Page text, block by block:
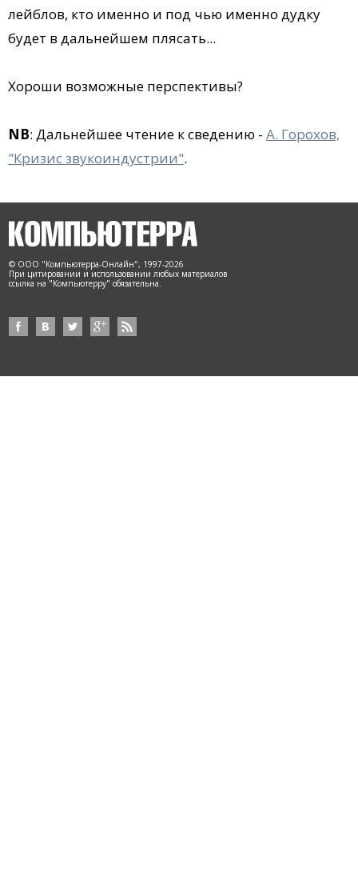
лейблов, кто именно и под чью именно дудку
будет в дальнейшем плясать...
Хороши возможные перспективы?
NB: Дальнейшее чтение к сведению - А. Горохов,
"Кризис звукоиндустрии".
© ООО "Компьютерра-Онлайн", 1997-2026
При цитировании и использовании любых материалов
ссылка на "Компьютерру" обязательна.